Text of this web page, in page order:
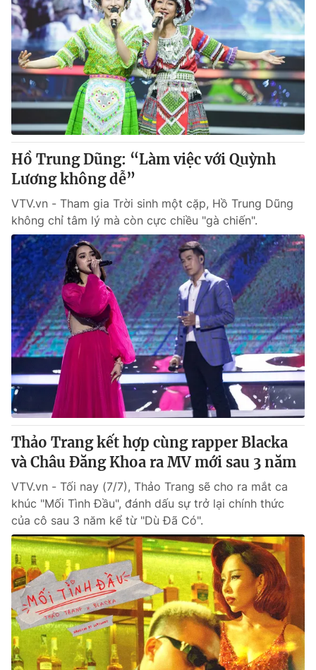
Hồ Trung Dũng: “Làm việc với Quỳnh
Lương không dễ”
VTV.vn - Tham gia Trời sinh một cặp, Hồ Trung Dũng
không chỉ tâm lý mà còn cực chiều "gà chiến".
Thảo Trang kết hợp cùng rapper Blacka
và Châu Đăng Khoa ra MV mới sau 3 năm
VTV.vn - Tối nay (7/7), Thảo Trang sẽ cho ra mắt ca
khúc "Mối Tình Đầu", đánh dấu sự trở lại chính thức
của cô sau 3 năm kể từ "Dù Đã Có".